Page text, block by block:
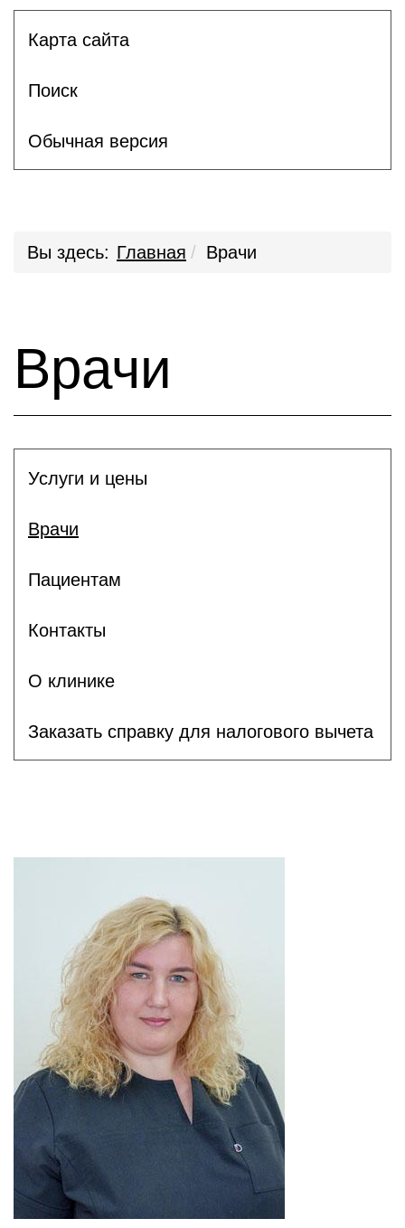
Карта сайта
Поиск
Обычная версия
Вы здесь: Главная Врачи
Врачи
Услуги и цены
Врачи
Пациентам
Контакты
О клинике
Заказать справку для налогового вычета